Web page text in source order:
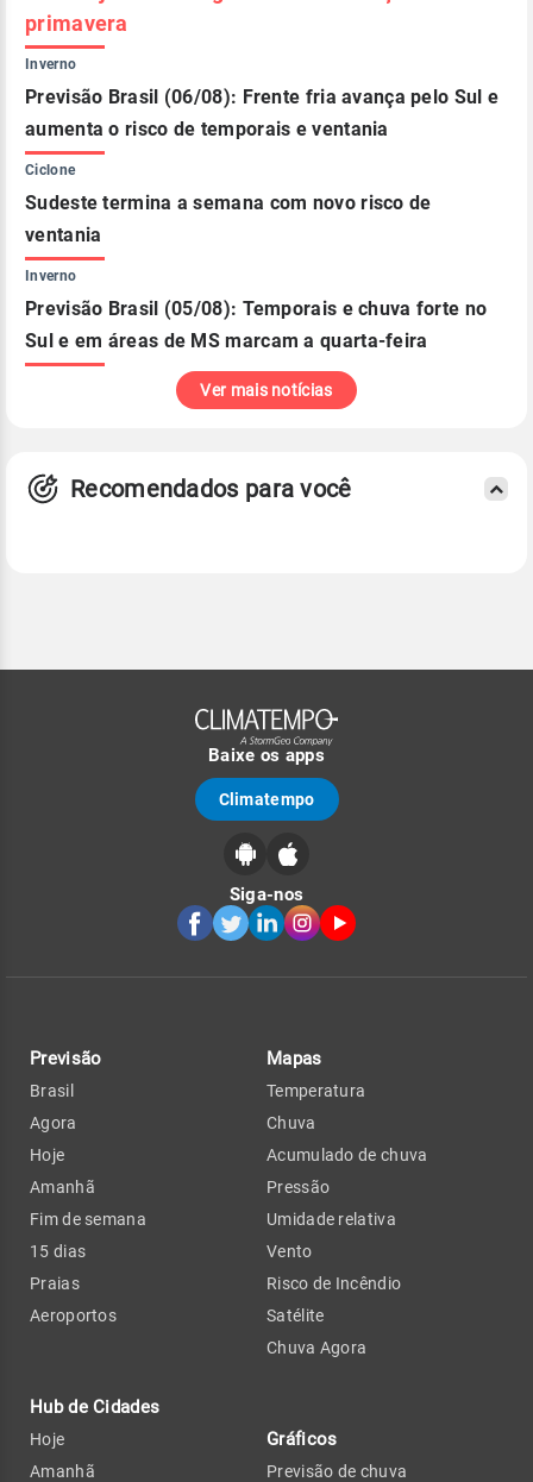
primavera
Inverno
Previsão Brasil (06/08): Frente fria avança pelo Sul e
aumenta o risco de temporais e ventania
Ciclone
Sudeste termina a semana com novo risco de
ventania
Inverno
Previsão Brasil (05/08): Temporais e chuva forte no
Sul e em áreas de MS marcam a quarta-feira
Ver mais notícias
Recomendados para você
Baixe os apps
Climatempo
Siga-nos
Previsão
Brasil
Agora
Hoje
Amanhã
Fim de semana
15 dias
Praias
Aeroportos
Hub de Cidades
Hoje
Amanhã
Mapas
Temperatura
Chuva
Acumulado de chuva
Pressão
Umidade relativa
Vento
Risco de Incêndio
Satélite
Chuva Agora
Gráficos
Previsão de chuva